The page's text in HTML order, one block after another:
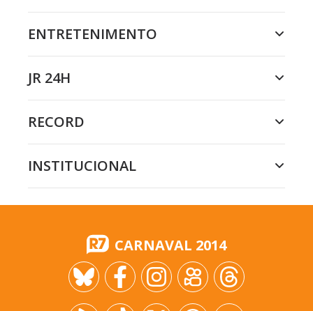
ENTRETENIMENTO
JR 24H
RECORD
INSTITUCIONAL
CARNAVAL 2014